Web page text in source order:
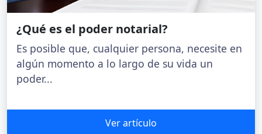
¿Qué es el poder notarial?
Es posible que, cualquier persona, necesite en
algún momento a lo largo de su vida un
poder...
Ver artículo